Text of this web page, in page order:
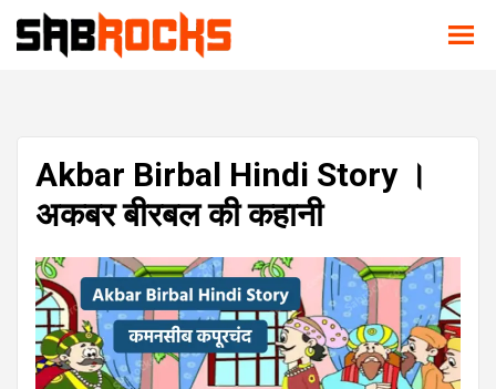
Akbar Birbal Hindi Story ।
अकबर बीरबल की कहानी